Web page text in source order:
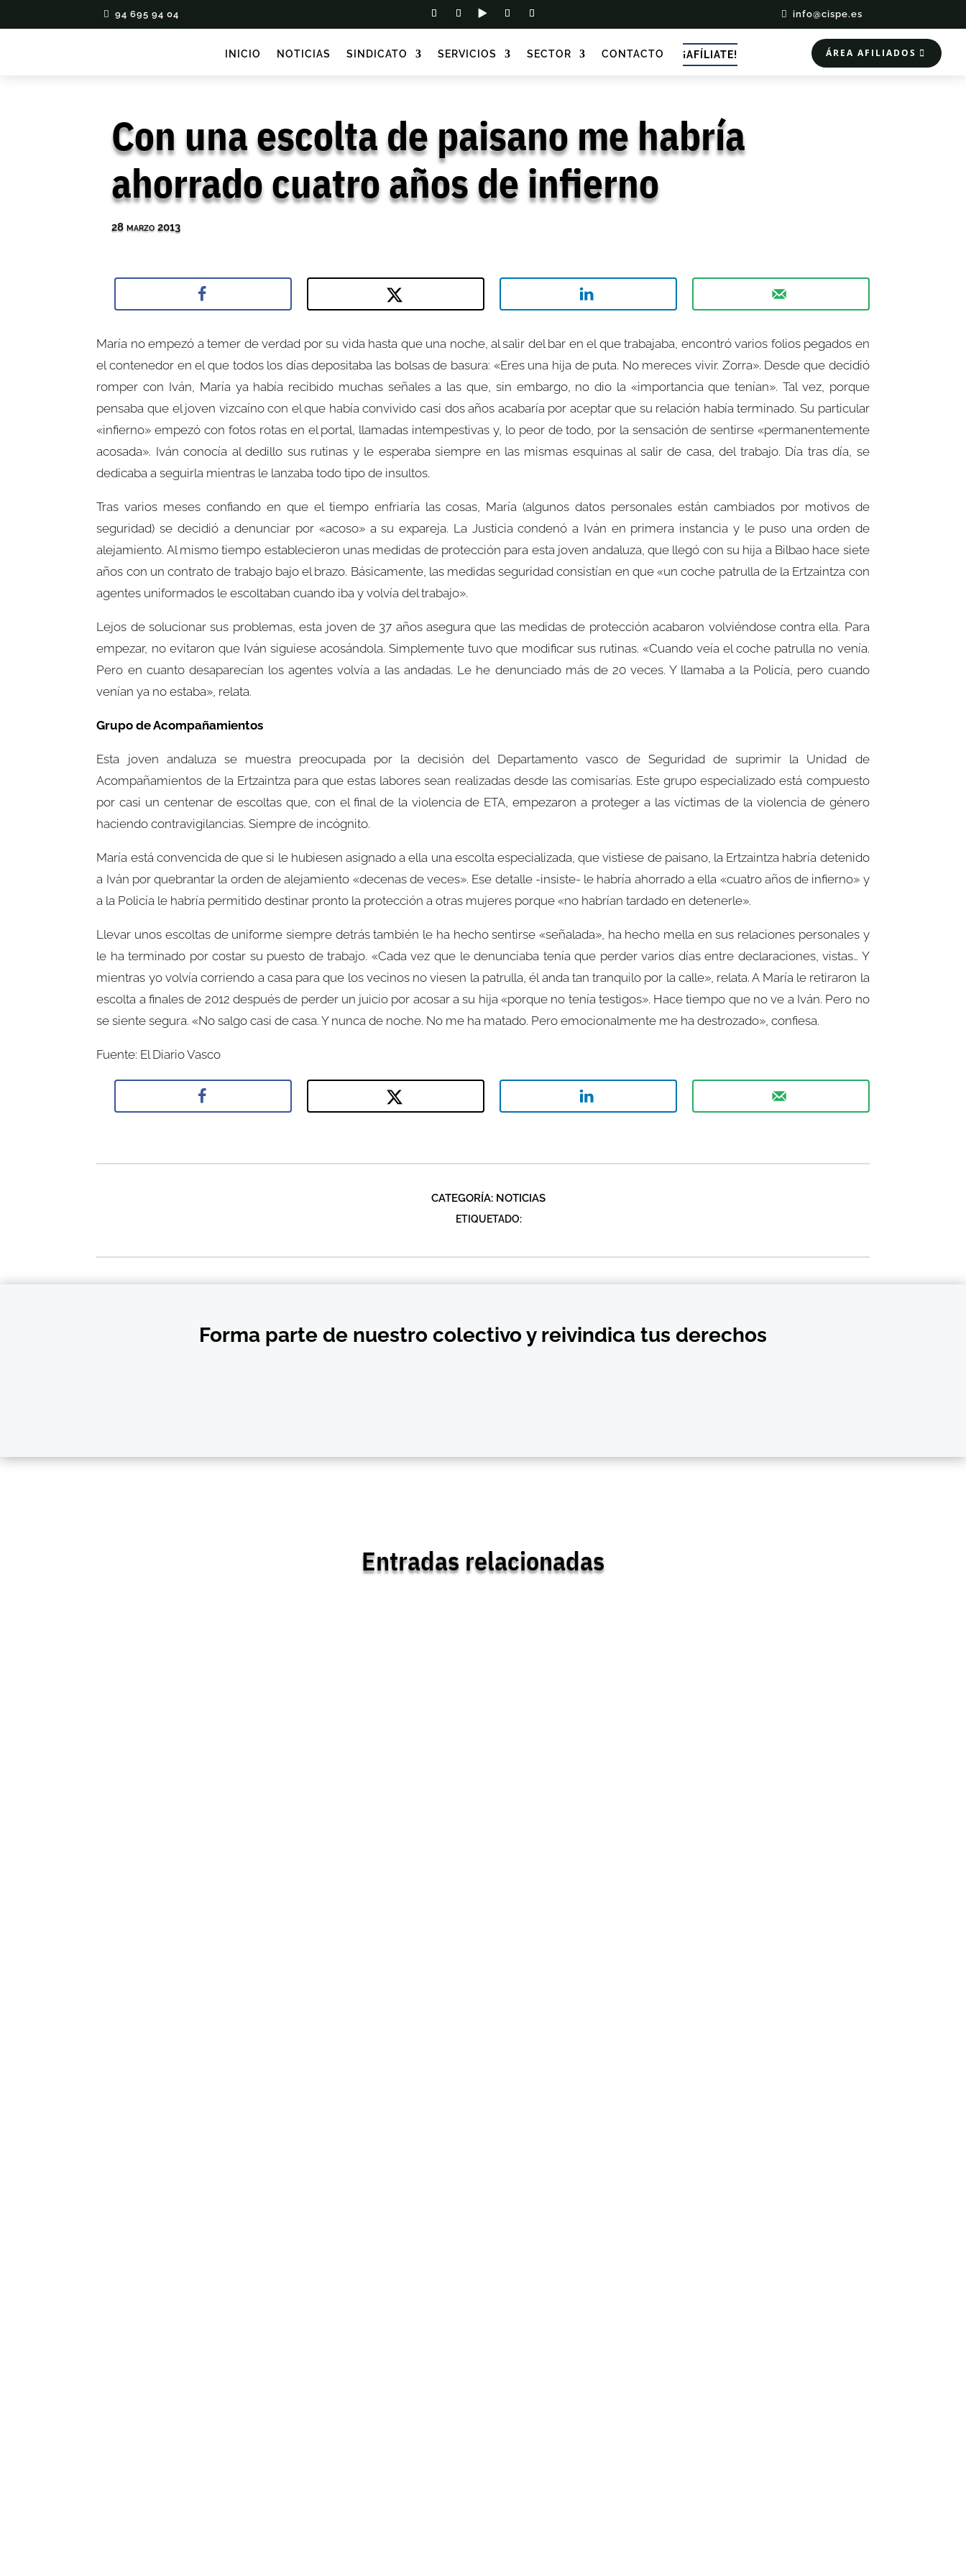
94 695 94 04 info@cispe.es
INICIO NOTICIAS SINDICATO SERVICIOS SECTOR CONTACTO ¡AFÍLIATE! ÁREA AFILIADOS
Con una escolta de paisano me habría
ahorrado cuatro años de infierno
28 marzo 2013
María no empezó a temer de verdad por su vida hasta que una noche, al salir del bar en el que trabajaba, encontró varios folios pegados en
el contenedor en el que todos los días depositaba las bolsas de basura: «Eres una hija de puta. No mereces vivir. Zorra». Desde que decidió
romper con Iván, María ya había recibido muchas señales a las que, sin embargo, no dio la «importancia que tenían». Tal vez, porque
pensaba que el joven vizcaíno con el que había convivido casi dos años acabaría por aceptar que su relación había terminado. Su particular
«infierno» empezó con fotos rotas en el portal, llamadas intempestivas y, lo peor de todo, por la sensación de sentirse «permanentemente
acosada». Iván conocía al dedillo sus rutinas y le esperaba siempre en las mismas esquinas al salir de casa, del trabajo. Día tras día, se
dedicaba a seguirla mientras le lanzaba todo tipo de insultos.
Tras varios meses confiando en que el tiempo enfriaría las cosas, María (algunos datos personales están cambiados por motivos de
seguridad) se decidió a denunciar por «acoso» a su expareja. La Justicia condenó a Iván en primera instancia y le puso una orden de
alejamiento. Al mismo tiempo establecieron unas medidas de protección para esta joven andaluza, que llegó con su hija a Bilbao hace siete
años con un contrato de trabajo bajo el brazo. Básicamente, las medidas seguridad consistían en que «un coche patrulla de la Ertzaintza con
agentes uniformados le escoltaban cuando iba y volvía del trabajo».
Lejos de solucionar sus problemas, esta joven de 37 años asegura que las medidas de protección acabaron volviéndose contra ella. Para
empezar, no evitaron que Iván siguiese acosándola. Simplemente tuvo que modificar sus rutinas. «Cuando veía el coche patrulla no venía.
Pero en cuanto desaparecían los agentes volvía a las andadas. Le he denunciado más de 20 veces. Y llamaba a la Policía, pero cuando
venían ya no estaba», relata.
Grupo de Acompañamientos
Esta joven andaluza se muestra preocupada por la decisión del Departamento vasco de Seguridad de suprimir la Unidad de
Acompañamientos de la Ertzaintza para que estas labores sean realizadas desde las comisarías. Este grupo especializado está compuesto
por casi un centenar de escoltas que, con el final de la violencia de ETA, empezaron a proteger a las víctimas de la violencia de género
haciendo contravigilancias. Siempre de incógnito.
María está convencida de que si le hubiesen asignado a ella una escolta especializada, que vistiese de paisano, la Ertzaintza habría detenido
a Iván por quebrantar la orden de alejamiento «decenas de veces». Ese detalle -insiste- le habría ahorrado a ella «cuatro años de infierno» y
a la Policía le habría permitido destinar pronto la protección a otras mujeres porque «no habrían tardado en detenerle».
Llevar unos escoltas de uniforme siempre detrás también le ha hecho sentirse «señalada», ha hecho mella en sus relaciones personales y
le ha terminado por costar su puesto de trabajo. «Cada vez que le denunciaba tenía que perder varios días entre declaraciones, vistas… Y
mientras yo volvía corriendo a casa para que los vecinos no viesen la patrulla, él anda tan tranquilo por la calle», relata. A María le retiraron la
escolta a finales de 2012 después de perder un juicio por acosar a su hija «porque no tenía testigos». Hace tiempo que no ve a Iván. Pero no
se siente segura. «No salgo casi de casa. Y nunca de noche. No me ha matado. Pero emocionalmente me ha destrozado», confiesa.
Fuente: El Diario Vasco
CATEGORÍA: NOTICIAS
ETIQUETADO:
Forma parte de nuestro colectivo y reivindica tus derechos
Entradas relacionadas